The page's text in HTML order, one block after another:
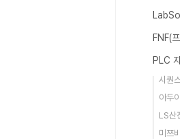
FNF(
PLC
시퀀
아두
LS산
미쯔